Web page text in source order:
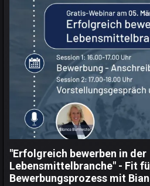
"Erfolgreich bewerben in der
Lebensmittelbranche" - Fit
Bewerbungsprozess mit